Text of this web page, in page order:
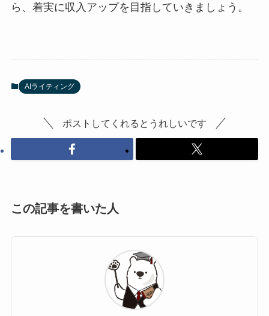
ら、着実に収入アップを目指していきましょう。
AIライティング
ポストしてくれるとうれしいです
この記事を書いた人